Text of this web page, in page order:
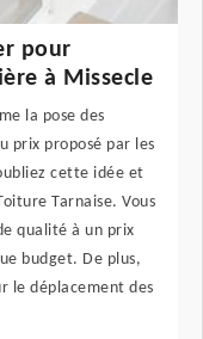
pour
à Missecle
la pose des
prix proposé par les
cette idée et
Tarnaise. Vous
qualité à un prix
budget. De plus,
le déplacement des